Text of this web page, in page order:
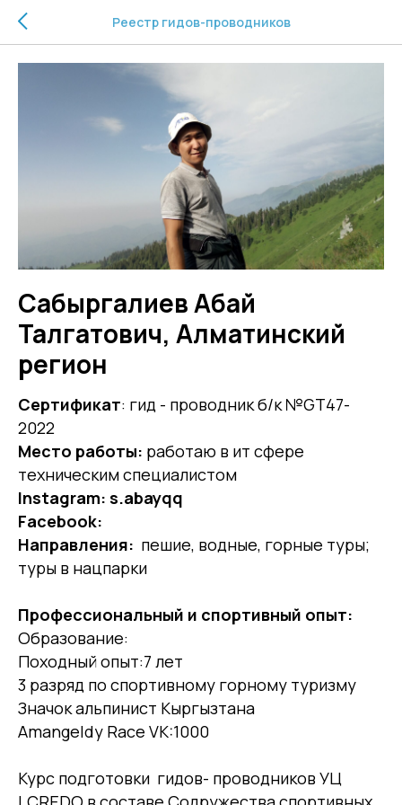
Реестр гидов-проводников
Сабыргалиев Абай
Талгатович, Алматинский
регион
Сертификат: гид - проводник б/к №GT47-
2022
Место работы: работаю в ит сфере
техническим специалистом
Instagram: s.abayqq
Facebook:
Направления: пешие, водные, горные туры;
туры в нацпарки
Профессиональный и спортивный опыт:
Образование:
Походный опыт:7 лет
3 разряд по спортивному горному туризму
Значок альпинист Кыргызтана
Amangeldy Race VK:1000
Курс подготовки гидов- проводников УЦ